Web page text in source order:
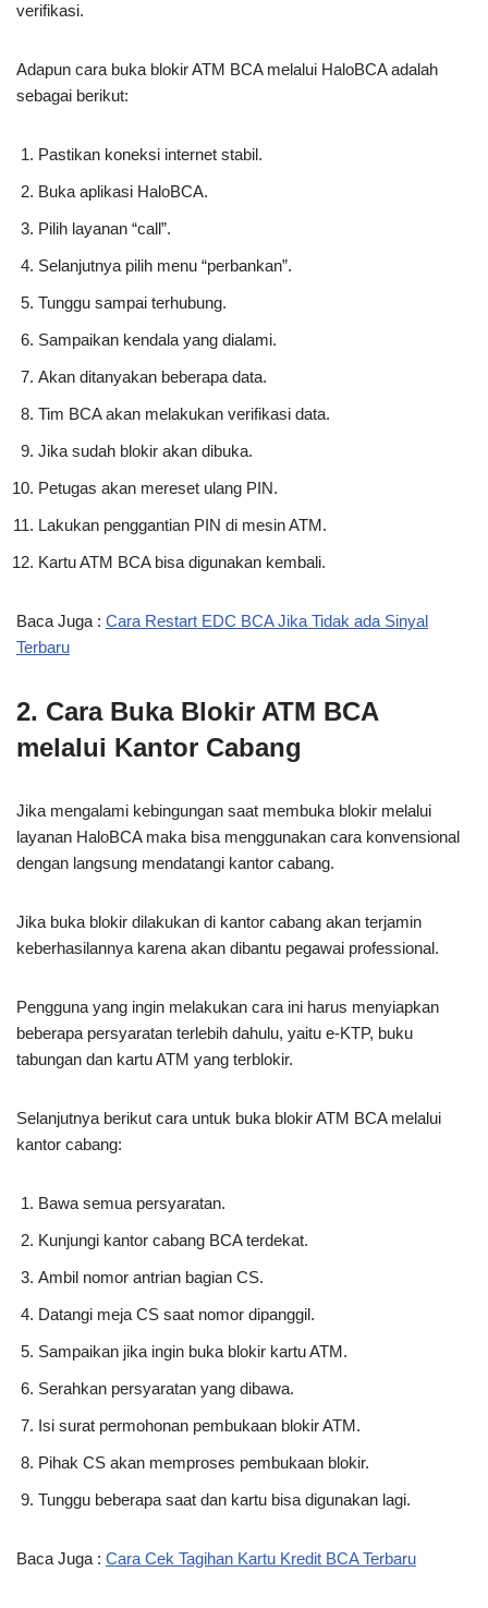
verifikasi.
Adapun cara buka blokir ATM BCA melalui HaloBCA adalah
sebagai berikut:
Pastikan koneksi internet stabil.
Buka aplikasi HaloBCA.
Pilih layanan “call”.
Selanjutnya pilih menu “perbankan”.
Tunggu sampai terhubung.
Sampaikan kendala yang dialami.
Akan ditanyakan beberapa data.
Tim BCA akan melakukan verifikasi data.
Jika sudah blokir akan dibuka.
Petugas akan mereset ulang PIN.
Lakukan penggantian PIN di mesin ATM.
Kartu ATM BCA bisa digunakan kembali.
Baca Juga : Cara Restart EDC BCA Jika Tidak ada Sinyal
Terbaru
2. Cara Buka Blokir ATM BCA
melalui Kantor Cabang
Jika mengalami kebingungan saat membuka blokir melalui
layanan HaloBCA maka bisa menggunakan cara konvensional
dengan langsung mendatangi kantor cabang.
Jika buka blokir dilakukan di kantor cabang akan terjamin
keberhasilannya karena akan dibantu pegawai professional.
Pengguna yang ingin melakukan cara ini harus menyiapkan
beberapa persyaratan terlebih dahulu, yaitu e-KTP, buku
tabungan dan kartu ATM yang terblokir.
Selanjutnya berikut cara untuk buka blokir ATM BCA melalui
kantor cabang:
Bawa semua persyaratan.
Kunjungi kantor cabang BCA terdekat.
Ambil nomor antrian bagian CS.
Datangi meja CS saat nomor dipanggil.
Sampaikan jika ingin buka blokir kartu ATM.
Serahkan persyaratan yang dibawa.
Isi surat permohonan pembukaan blokir ATM.
Pihak CS akan memproses pembukaan blokir.
Tunggu beberapa saat dan kartu bisa digunakan lagi.
Baca Juga : Cara Cek Tagihan Kartu Kredit BCA Terbaru